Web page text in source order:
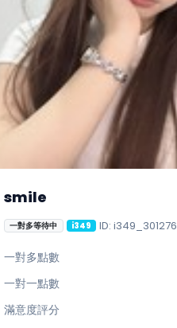
smile
一對多等待中 i349 ID: i349_301276
一對多點數
一對一點數
滿意度評分